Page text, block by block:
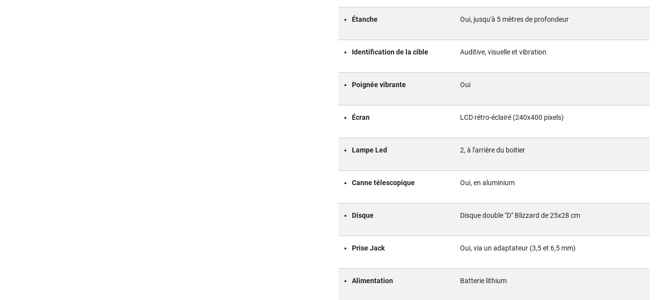
Étanche Oui, jusqu'à 5 mètres de profondeur
Identification de la cible Auditive, visuelle et vibration
Poignée vibrante Oui
Écran LCD rétro-éclairé (240x400 pixels)
Lampe Led 2, à l'arrière du boitier
Canne télescopique Oui, en aluminium
Disque Disque double "D" Blizzard de 25x28 cm
Prise Jack Oui, via un adaptateur (3,5 et 6,5 mm)
Alimentation Batterie lithium